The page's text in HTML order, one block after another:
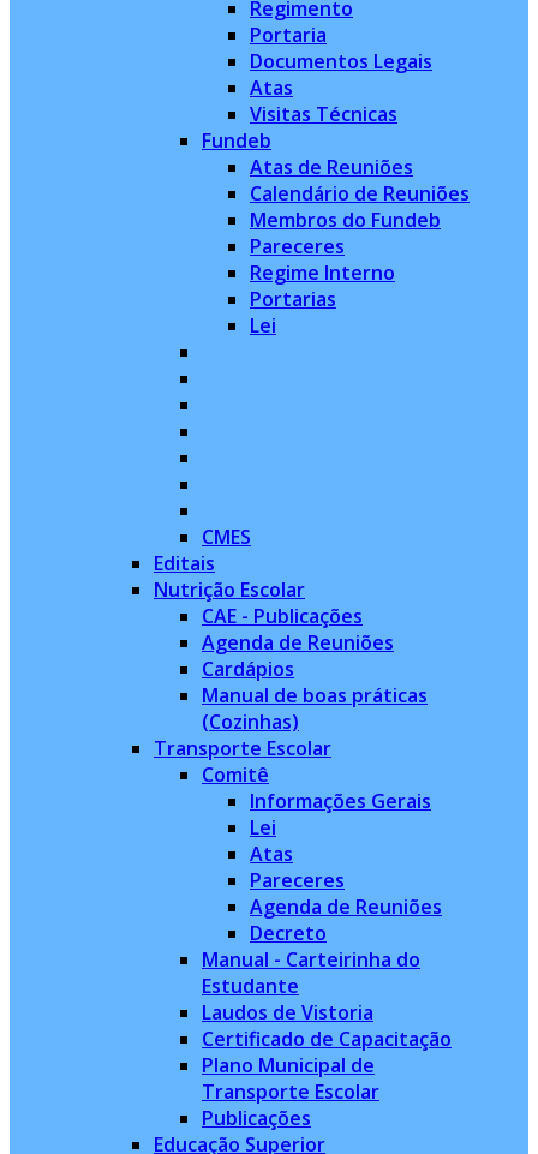
Regimento
Portaria
Documentos Legais
Atas
Visitas Técnicas
Fundeb
Atas de Reuniões
Calendário de Reuniões
Membros do Fundeb
Pareceres
Regime Interno
Portarias
Lei
CMES
Editais
Nutrição Escolar
CAE - Publicações
Agenda de Reuniões
Cardápios
Manual de boas práticas
(Cozinhas)
Transporte Escolar
Comitê
Informações Gerais
Lei
Atas
Pareceres
Agenda de Reuniões
Decreto
Manual - Carteirinha do
Estudante
Laudos de Vistoria
Certificado de Capacitação
Plano Municipal de
Transporte Escolar
Publicações
Educação Superior